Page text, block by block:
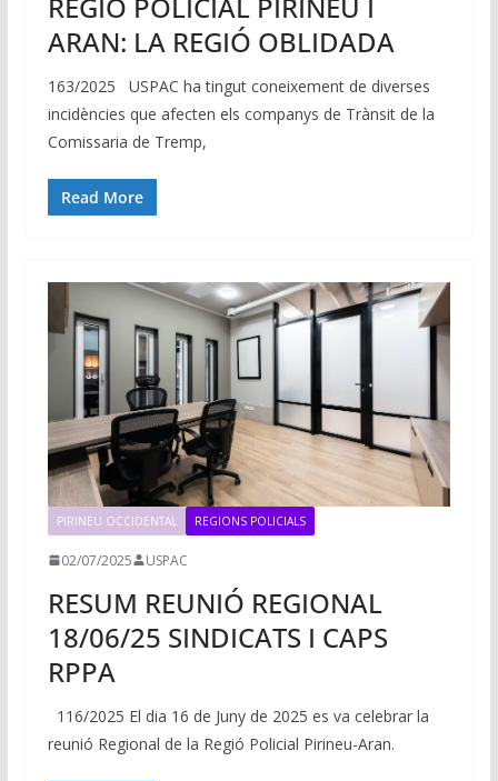
ARAN: LA REGIÓ OBLIDADA
163/2025 USPAC ha tingut coneixement de diverses
incidències que afecten els companys de Trànsit de la
Comissaria de Tremp,
Read More
PIRINEU OCCIDENTAL REGIONS POLICIALS
02/07/2025 USPAC
RESUM REUNIÓ REGIONAL
18/06/25 SINDICATS I CAPS
RPPA
116/2025 El dia 16 de Juny de 2025 es va celebrar la
reunió Regional de la Regió Policial Pirineu-Aran.